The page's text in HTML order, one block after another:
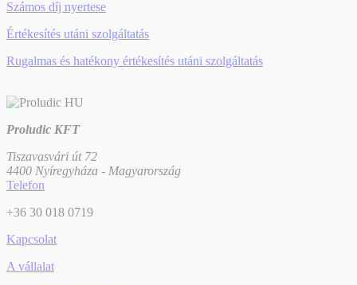
Számos díj nyertese
Értékesítés utáni szolgáltatás
Rugalmas és hatékony értékesítés utáni szolgáltatás
Proludic KFT
Tiszavasvári út 72
4400 Nyíregyháza - Magyarország
Telefon
+36 30 018 0719
Kapcsolat
A vállalat